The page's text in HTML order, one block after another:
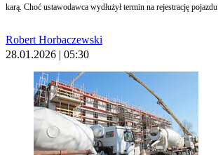
karą. Choć ustawodawca wydłużył termin na rejestrację
Robert Horbaczewski
28.01.2026 | 05:30